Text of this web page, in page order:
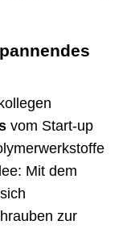
vom Start-up
Mit dem
zur